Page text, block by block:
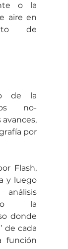
o la
aire en
de
de la
no-
por
Flash,
y luego
la
donde
de cada
función